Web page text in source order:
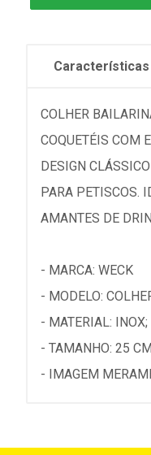
Características
COLHER
COQUETÉIS COM
DESIGN
PARA PETISCOS.
AMANTES DE
- MARCA: WECK
- MODELO:
- MATERIAL: INOX;
- TAMANHO: 25
- IMAGEM